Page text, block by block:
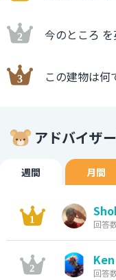
今のところ
この建物は何
アドバイザ
週間 月間
回答
Ken
回答